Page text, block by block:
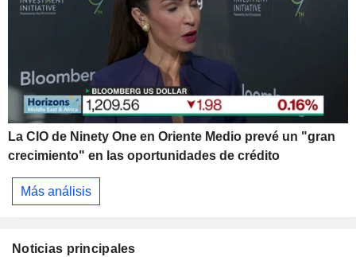
La CIO de Ninety One en Oriente Medio prevé un "gran
crecimiento" en las oportunidades de crédito
Más análisis
Noticias principales